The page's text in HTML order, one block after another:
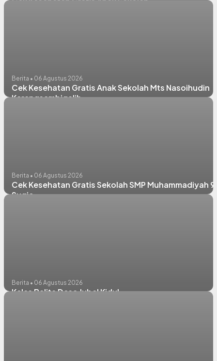
Berita • 06 Agustus 2026
Cek Kesehatan Gratis Anak Sekolah Mts Nasoihudin
Karangsambigalih
Berita • 06 Agustus 2026
Cek Kesehatan Gratis Sekolah SMP Muhammadiyah 9
Sugio
Berita • 06 Agustus 2026
Kelas Balita Desa Jubel Kidul